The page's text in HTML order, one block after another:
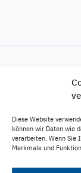
Diese Website
können wir Daten wie
verarbeiten. Wenn Sie
Merkmale und
Engagement
Impressum
Datenschutz